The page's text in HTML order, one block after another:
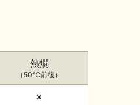
熱燗
（50℃前後）
×